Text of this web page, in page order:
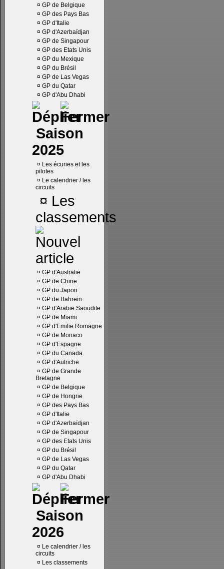
¤ GP de Belgique
¤ GP des Pays Bas
¤ GP d'Italie
¤ GP d'Azerbaïdjan
¤ GP de Singapour
¤ GP des Etats Unis
¤ GP du Mexique
¤ GP du Brésil
¤ GP de Las Vegas
¤ GP du Qatar
¤ GP d'Abu Dhabi
Saison
2025
¤ Les écuries et les
pilotes
¤ Le calendrier / les
circuits
¤ Les
classements
¤ GP d'Australie
¤ GP de Chine
¤ GP du Japon
¤ GP de Bahrein
¤ GP d'Arabie Saoudite
¤ GP de Miami
¤ GP d'Emilie Romagne
¤ GP de Monaco
¤ GP d'Espagne
¤ GP du Canada
¤ GP d'Autriche
¤ GP de Grande
Bretagne
¤ GP de Belgique
¤ GP de Hongrie
¤ GP des Pays Bas
¤ GP d'Italie
¤ GP d'Azerbaïdjan
¤ GP de Singapour
¤ GP des Etats Unis
¤ GP du Brésil
¤ GP de Las Vegas
¤ GP du Qatar
¤ GP d'Abu Dhabi
Saison
2026
¤ Le calendrier / les
circuits
¤ Les classements